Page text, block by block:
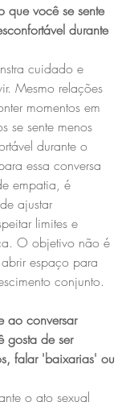
que você se sente
durante
cuidado e
Mesmo relações
momentos em
se sente menos
durante o
essa conversa
empatia, é
ajustar
limites e
O objetivo não é
espaço para
conjunto.
ao conversar
gosta de ser
falar 'baixarias' ou
o ato sexual